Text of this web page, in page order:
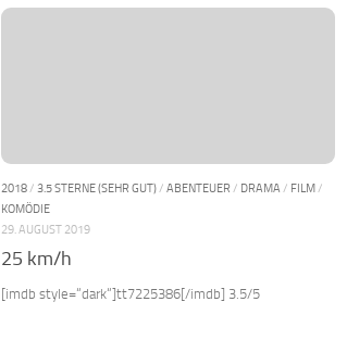
2018/ 3.5 STERNE (SEHR GUT)/ ABENTEUER / DRAMA / FILM/
KOMÖDIE
29. AUGUST 2019
25 km/h
[imdb style=“dark“]tt7225386[/imdb] 3.5/5